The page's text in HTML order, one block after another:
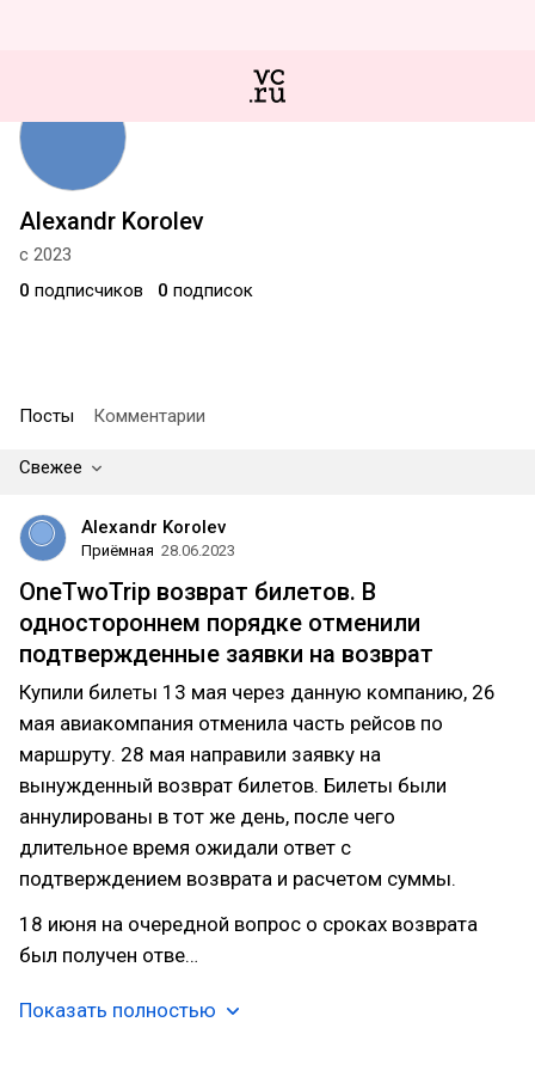
Alexandr Korolev
с 2023
0 подписчиков 0 подписок
Посты Комментарии
Свежее
Alexandr Korolev
Приёмная 28.06.2023
OneTwoTrip возврат билетов. В
одностороннем порядке отменили
подтвержденные заявки на возврат
Купили билеты 13 мая через данную компанию, 26
мая авиакомпания отменила часть рейсов по
маршруту. 28 мая направили заявку на
вынужденный возврат билетов. Билеты были
аннулированы в тот же день, после чего
длительное время ожидали ответ с
подтверждением возврата и расчетом суммы.
18 июня на очередной вопрос о сроках возврата
был получен отве…
Показать полностью